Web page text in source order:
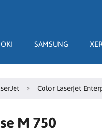
OKI SAMSUNG
Color Laserjet
M 750